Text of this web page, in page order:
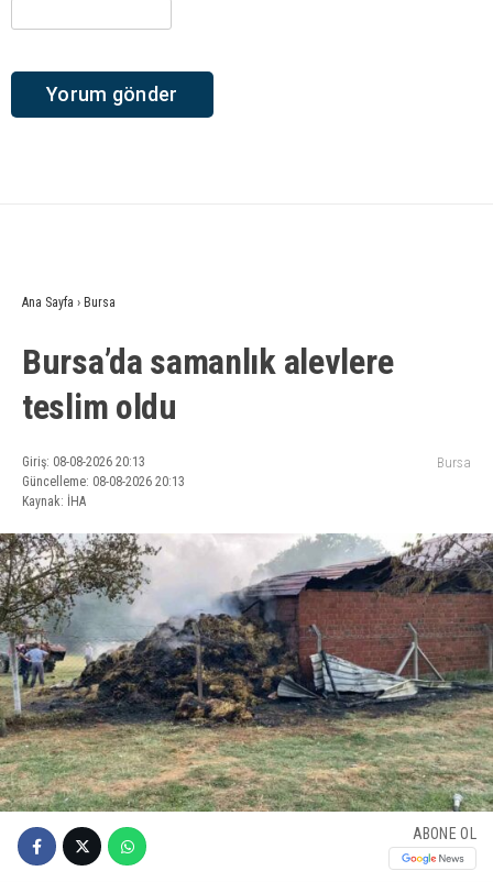
Ana Sayfa › Bursa
Bursa’da samanlık alevlere
teslim oldu
Giriş: 08-08-2026 20:13
Güncelleme: 08-08-2026 20:13
Kaynak: İHA
Bursa
ABONE OL